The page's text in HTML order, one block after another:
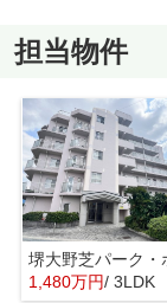
担当物件
1,480万円/ 3LDK